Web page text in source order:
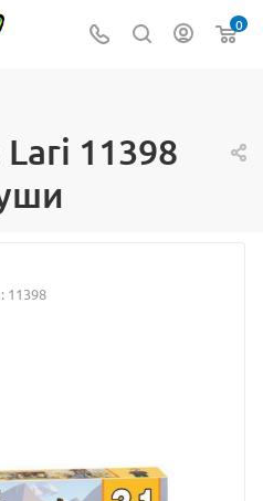
0
11398
11398